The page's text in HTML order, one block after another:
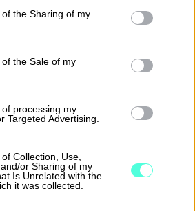
or usage behaviour. You may click to
to Google and its third-party tags to
specified purposes in below Google
the Sharing of my
the Sale of my
processing my
Targeted Advertising.
Collection, Use,
or Sharing of my
Is Unrelated with the
it was collected.
⟶